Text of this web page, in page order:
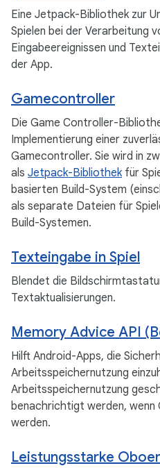
Eine Jetpack-Bibliothek zur
Spielen bei der Verarbeitung
Eingabeereignissen und
der App.
Gamecontroller
Die Game Controller-
Implementierung einer
Gamecontroller. Sie wird in
als Jetpack-Bibliothekfür
basierten Build-System
als separate Dateien für
Build-Systemen.
Texteingabe in Spiel
Blendet die
Textaktualisierungen.
Memory Advice API
Hilft Android-Apps, die
Arbeitsspeichernutzung
Arbeitsspeichernutzung
benachrichtigt werden,
werden.
Leistungsstarke